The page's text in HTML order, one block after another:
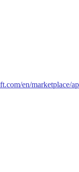
en/marketplace/